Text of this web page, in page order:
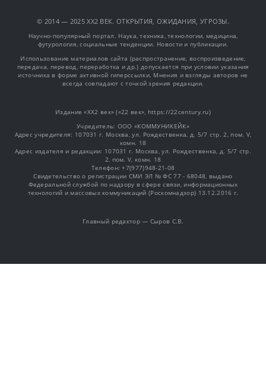
© 2014 — 2025 XX2 ВЕК. ОТКРЫТИЯ, ОЖИДАНИЯ, УГРОЗЫ.
Научно-популярный портал. Наука, техника, технологии, медицина,
футурология, социальные тенденции. Новости и публикации.
Использование материалов сайта (распространение, воспроизведение,
передача, перевод, переработка и др.) допускается при условии указания
источника в форме активной гиперссылки. Мнения и взгляды авторов не
всегда совпадают с точкой зрения редакции.
Издание «XX2 век» («22 век», https://22century.ru)
Учредитель: OOO «КОММУНИКЕЙК»
Адрес учредителя: 107031 г. Москва, ул. Рождественка, д. 5/7 стр. 2, пом. V,
комн. 18
Адрес издателя и редакции: 107031 г. Москва, ул. Рождественка, д. 5/7 стр.
2, пом. V, комн. 18
Телефон: +7(977)948-21-08
Свидетельство о регистрации СМИ ЭЛ № ФС 77 - 68048, выдано
Федеральной службой по надзору в сфере связи, информационных
технологий и массовых коммуникаций (Роскомнадзор) 13.12.2016 г.
Главный редактор — Сыров С.В.